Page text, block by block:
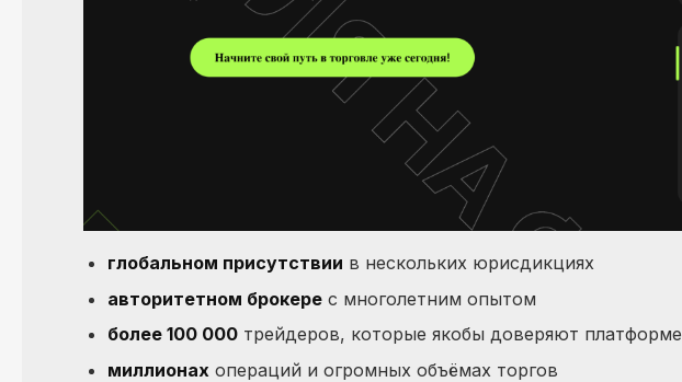
глобальном присутствии в нескольких юрисдикциях
авторитетном брокере с многолетним опытом
более 100 000 трейдеров, которые якобы доверяют платформе
миллионах операций и огромных объёмах торгов